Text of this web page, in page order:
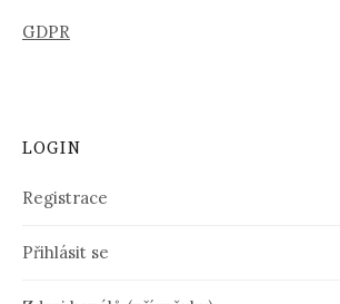
GDPR
LOGIN
Registrace
Přihlásit se